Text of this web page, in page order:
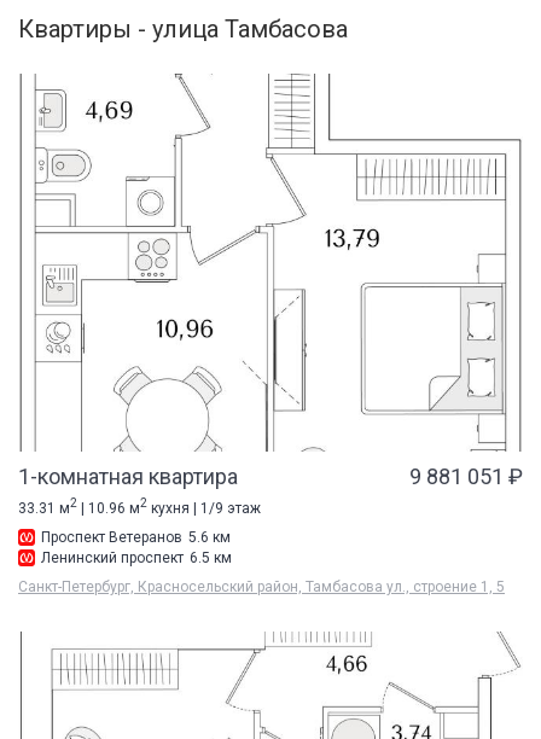
Квартиры - улица Тамбасова
1-комнатная квартира 9 881 051 ₽
33.31 м2 | 10.96 м2 кухня | 1/9 этаж
Проспект Ветеранов 5.6 км
Ленинский проспект 6.5 км
Санкт-Петербург, Красносельский район, Тамбасова ул., строение 1, 5